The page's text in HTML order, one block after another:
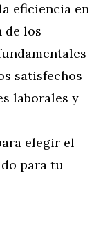
eficiencia en
de los
satisfechos
laborales y
elegir el
para tu